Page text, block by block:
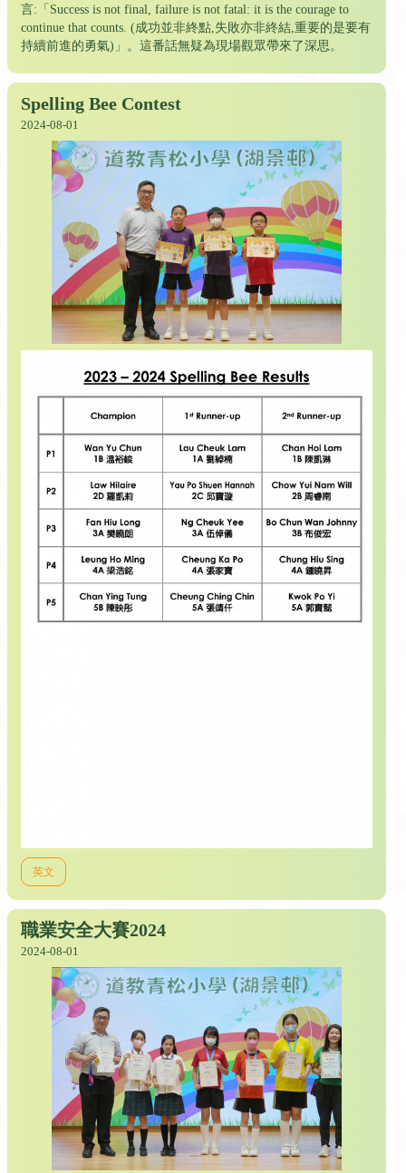
言:「Success is not final, failure is not fatal: it is the courage to
continue that counts. (成功並非終點,失敗亦非終結,重要的是要有
持續前進的勇氣)」。這番話無疑為現場觀眾帶來了深思。
Spelling Bee Contest
2024-08-01
英文
職業安全大賽2024
2024-08-01